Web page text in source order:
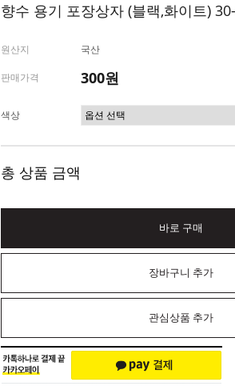
향수 용기 포장상자 (블랙,화이트)
원산지 국산
판매가격 300원
색상
총 상품 금액
바로 구매
장바구니 추가
관심상품 추가